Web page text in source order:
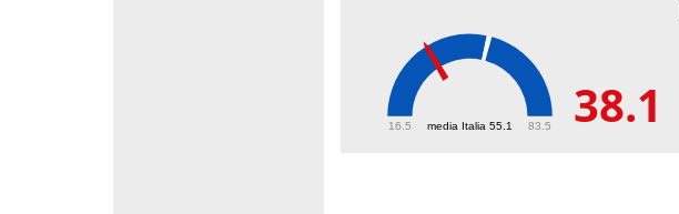
media Italia 55.1
16.5 83.5 38.1